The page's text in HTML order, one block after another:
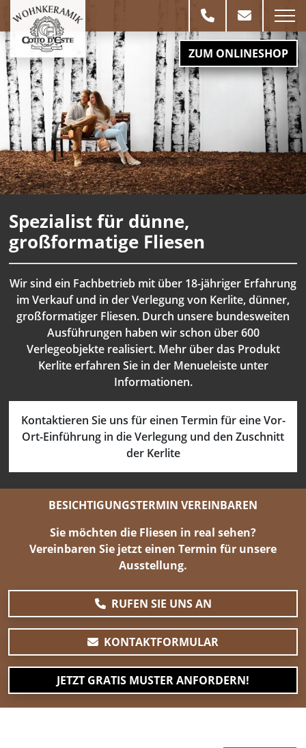
ZUM ONLINESHOP
Spezialist für dünne,
großformatige Fliesen
Wir sind ein Fachbetrieb mit über 18-jähriger Erfahrung
im Verkauf und in der Verlegung von Kerlite, dünner,
großformatiger Fliesen. Durch unsere bundesweiten
Ausführungen haben wir schon über 600
Verlegeobjekte realisiert. Mehr über das Produkt
Kerlite erfahren Sie in der Menueleiste unter
Informationen.
Kontaktieren Sie uns für einen Termin für eine Vor-
Ort-Einführung in die Verlegung und den Zuschnitt
der Kerlite
BESICHTIGUNGSTERMIN VEREINBAREN
Sie möchten die Fliesen in real sehen?
Vereinbaren Sie jetzt einen Termin für unsere
Ausstellung.
RUFEN SIE UNS AN
KONTAKTFORMULAR
JETZT GRATIS MUSTER ANFORDERN!